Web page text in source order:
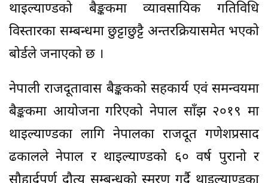
थाइल्याण्डको बैङ्ककमा व्यावसायिक गतिविधि
विस्तारका सम्बन्धमा छुट्टाछुट्टै अन्तरक्रियासमेत भएको
बोर्डले जनाएको छ ।
नेपाली राजदूतावास बैङ्ककको सहकार्य एवं समन्वयमा
बैङ्ककमा आयोजना गरिएको नेपाल साँझ २०१९ मा
थाइल्याण्डका लागि नेपालका राजदूत गणेशप्रसाद
ढकालले नेपाल र थाइल्याण्डको ६० वर्ष पुरानो र